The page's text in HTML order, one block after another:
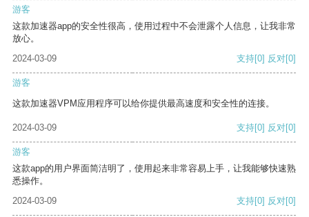
游客
这款加速器app的安全性很高，使用过程中不会泄露个人信息，让我非常
放心。
2024-03-09
支持[0] 反对[0]
游客
这款加速器VPM应用程序可以给你提供最高速度和安全性的连接。
2024-03-09 支持[0] 反对[0]
游客
这款app的用户界面简洁明了，使用起来非常容易上手，让我能够快速熟
悉操作。
2024-03-09
支持[0] 反对[0]